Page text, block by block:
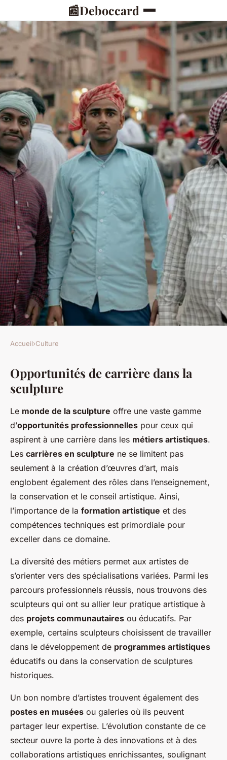
📰Deboccard
Opportunités Passionnantes et
Perspectives d'Avenir dans
l'Art de la Sculpture
Éden • 18 février 2025 6 min de lecture
Accueil›Culture
Opportunités de carrière dans la
sculpture
Le monde de la sculpture offre une vaste gamme
d’opportunités professionnelles pour ceux qui
aspirent à une carrière dans les métiers artistiques.
Les carrières en sculpture ne se limitent pas
seulement à la création d’œuvres d’art, mais
englobent également des rôles dans l’enseignement,
la conservation et le conseil artistique. Ainsi,
l’importance de la formation artistique et des
compétences techniques est primordiale pour
exceller dans ce domaine.
La diversité des métiers permet aux artistes de
s’orienter vers des spécialisations variées. Parmi les
parcours professionnels réussis, nous trouvons des
sculpteurs qui ont su allier leur pratique artistique à
des projets communautaires ou éducatifs. Par
exemple, certains sculpteurs choisissent de travailler
dans le développement de programmes artistiques
éducatifs ou dans la conservation de sculptures
historiques.
Un bon nombre d’artistes trouvent également des
postes en musées ou galeries où ils peuvent
partager leur expertise. L’évolution constante de ce
secteur ouvre la porte à des innovations et à des
collaborations artistiques enrichissantes, soulignant